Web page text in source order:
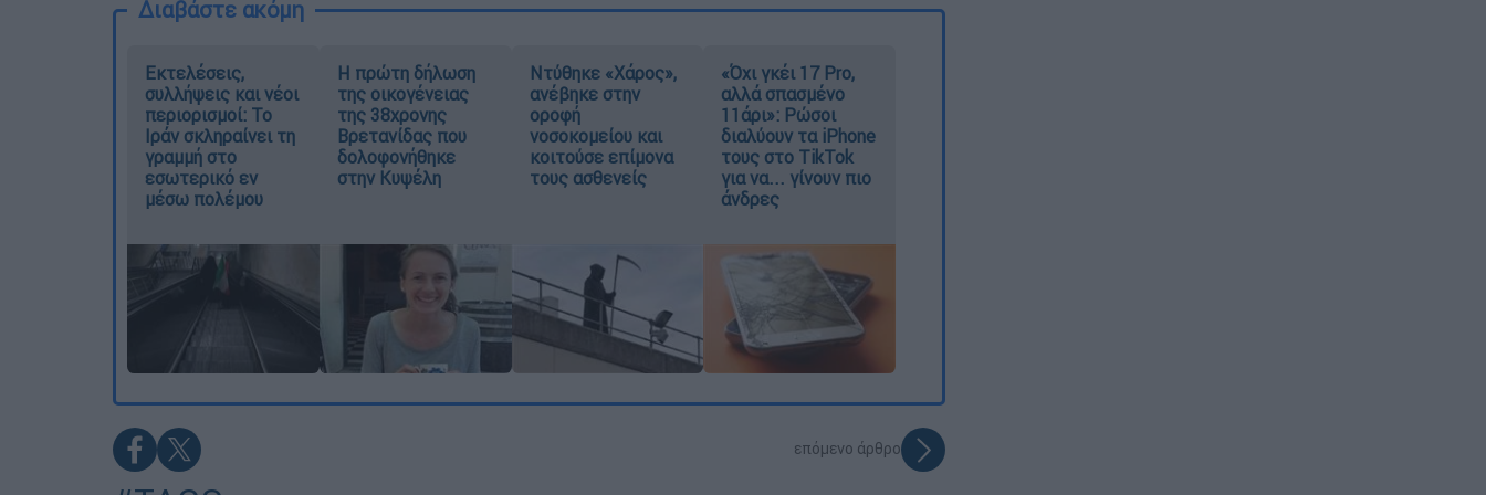
Διαβάστε ακόμη
Εκτελέσεις,
συλλήψεις και νέοι
περιορισμοί: Το
Ιράν σκληραίνει τη
γραμμή στο
εσωτερικό εν
μέσω πολέμου
Η πρώτη δήλωση
της οικογένειας
της 38χρονης
Βρετανίδας που
δολοφονήθηκε
στην Κυψέλη
Ντύθηκε «Χάρος»,
ανέβηκε στην
οροφή
νοσοκομείου και
κοιτούσε επίμονα
τους ασθενείς
«Όχι γκέι 17 Pro,
αλλά σπασμένο
11άρι»: Ρώσοι
διαλύουν τα iPhone
τους στο TikTok
για να... γίνουν πιο
άνδρες
επόμενο άρθρο